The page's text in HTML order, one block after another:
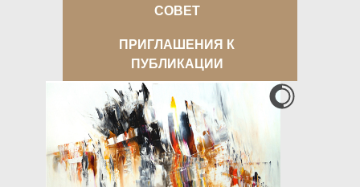
СОВЕТ
ПРИГЛАШЕНИЯ К
ПУБЛИКАЦИИ